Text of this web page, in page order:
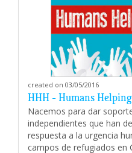
created on 03/05/2016
HHH - Humans
Nacemos para dar
independientes que han
respuesta a la urgencia
campos de refugiados en